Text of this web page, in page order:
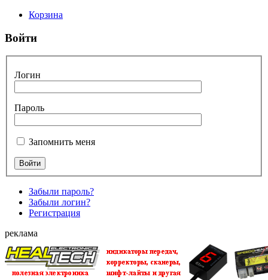
Корзина
Войти
Логин
Пароль
Запомнить меня
Забыли пароль?
Забыли логин?
Регистрация
реклама